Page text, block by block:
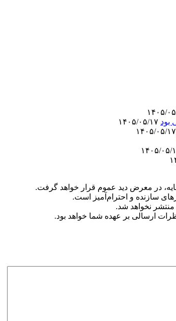
بود
در معرض دید عموم قرار خواهد گرفت.
سازنده و احترام‌آمیز است.
منتشر نخواهد شد.
ارسالی بر عهده شما خواهد بود.